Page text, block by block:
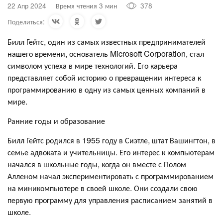
22 Апр 2024 Время чтения 3 мин
378
Поделиться:
Билл Гейтс, один из самых известных предпринимателей
нашего времени, основатель Microsoft Corporation, стал
символом успеха в мире технологий. Его карьера
представляет собой историю о превращении интереса к
программированию в одну из самых ценных компаний в
мире.
Ранние годы и образование
Билл Гейтс родился в 1955 году в Сиэтле, штат Вашингтон, в
семье адвоката и учительницы. Его интерес к компьютерам
начался в школьные годы, когда он вместе с Полом
Алленом начал экспериментировать с программированием
на миникомпьютере в своей школе. Они создали свою
первую программу для управления расписанием занятий в
школе.